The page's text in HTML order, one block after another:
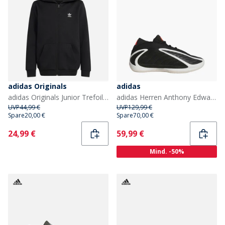
adidas Originals
adidas Originals Junior Trefoil Loose Fit Full Zip Hoodie Schwarz
UVP44,99 €
Spare20,00 €
Current
24,99 €
adidas
adidas Herren Anthony Edwards 2 Basketball Turnschuhe Core Black/Zero Metalic/Lucid Red
UVP129,99 €
Spare70,00 €
Current
59,99 €
Mind. -50%